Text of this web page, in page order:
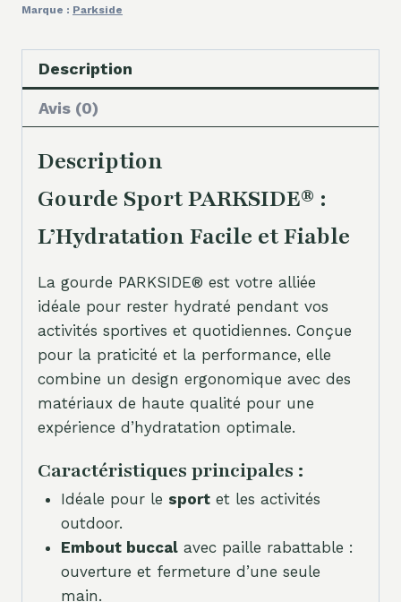
Marque : Parkside
Description
Avis (0)
Description
Gourde Sport PARKSIDE® :
L’Hydratation Facile et Fiable
La gourde PARKSIDE® est votre alliée
idéale pour rester hydraté pendant vos
activités sportives et quotidiennes. Conçue
pour la praticité et la performance, elle
combine un design ergonomique avec des
matériaux de haute qualité pour une
expérience d’hydratation optimale.
Caractéristiques principales :
Idéale pour le sportet les activités
outdoor.
Embout buccalavec paille rabattable :
ouverture et fermeture d’une seule
main.